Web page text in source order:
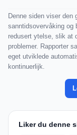
Denne siden viser den
sanntidsovervåking og
redusert ytelse, slik at
problemer. Rapporter
eget utviklede
kontinuerlijk.
Liker du denne